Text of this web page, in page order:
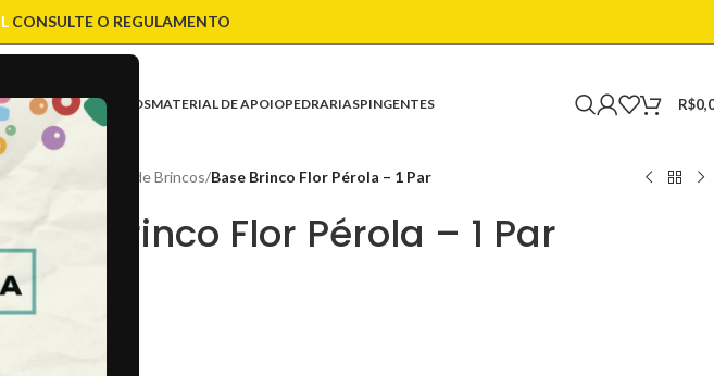
CONSULTE O REGULAMENTO
E CORDÕES FECHOSMATERIAL DE APOIOPEDRARIASPINGENTES R$
Bases de Brincos/Base Brinco Flor Pérola – 1 Par
Base Brinco Flor Pérola – 1 Par
R$